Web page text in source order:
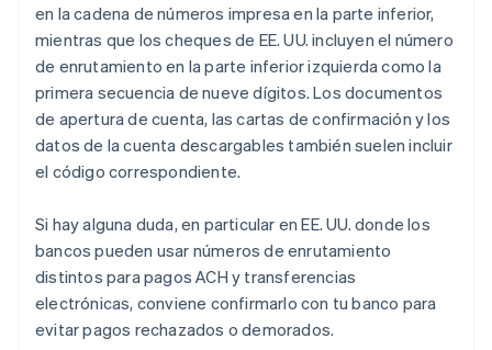
en la cadena de números impresa en la parte inferior,
mientras que los cheques de EE. UU. incluyen el número
de enrutamiento en la parte inferior izquierda como la
primera secuencia de nueve dígitos. Los documentos
de apertura de cuenta, las cartas de confirmación y los
datos de la cuenta descargables también suelen incluir
el código correspondiente.
Si hay alguna duda, en particular en EE. UU. donde los
bancos pueden usar números de enrutamiento
distintos para pagos ACH y transferencias
electrónicas, conviene confirmarlo con tu banco para
evitar pagos rechazados o demorados.